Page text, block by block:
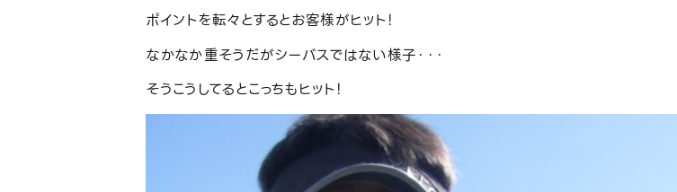
ポイントを転々とするとお客様がヒット！
なかなか重そうだがシーバスではない様子・・・
そうこうしてるとこっちもヒット！